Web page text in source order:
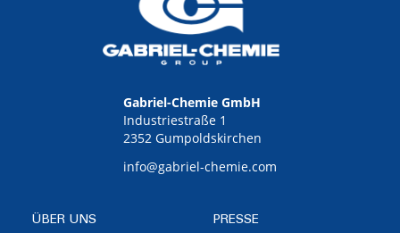
Gabriel-Chemie GmbH
Industriestraße 1
2352 Gumpoldskirchen
info@gabriel-chemie.com
ÜBER UNS PRESSE